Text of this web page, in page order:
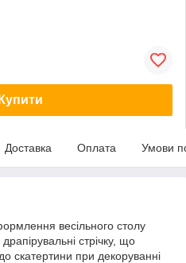
Купити
Доставка Оплата Умови
весільного столу
стрічку, що
скатертини при декоруванні